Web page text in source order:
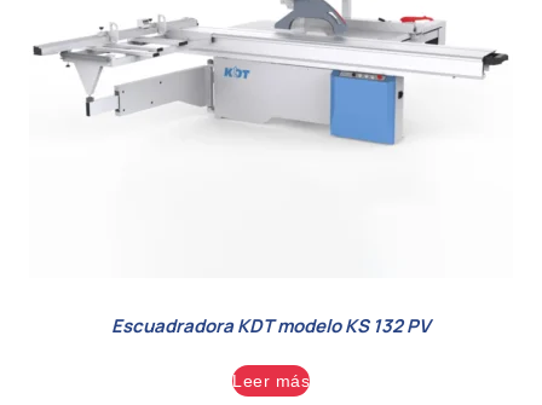
Escuadradora KDT modelo KS 132 PV
Leer más